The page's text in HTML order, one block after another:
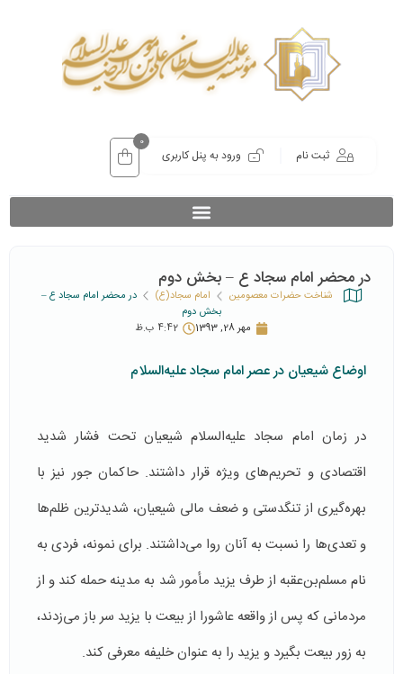
ثبت نام ورود به پنل کاربری
0
در محضر امام سجاد ع – بخش دوم
شناخت حضرات معصومین امام سجاد(ع)
در محضر امام سجاد ع –
بخش دوم
مهر 28, 1393
4:42 ب.ظ
اوضاع شیعیان در عصر امام سجاد علیه‌السلام
در زمان امام سجاد علیه‌السلام شیعیان تحت فشار شدید
اقتصادی و تحریم‌های ویژه قرار داشتند. حاکمان جور نیز با
بهره‌گیری از تنگدستی و ضعف مالی شیعیان، شدیدترین ظلم‌ها
و تعدی‌ها را نسبت به آنان روا می‌داشتند. برای نمونه، فردی به
نام مسلم‌بن‌عقبه از طرف یزید مأمور شد به مدینه حمله کند و از
مردمانی که پس از واقعه عاشورا از بیعت با یزید سر باز می‌زدند،
به زور بیعت بگیرد و یزید را به عنوان خلیفه معرفی کند.